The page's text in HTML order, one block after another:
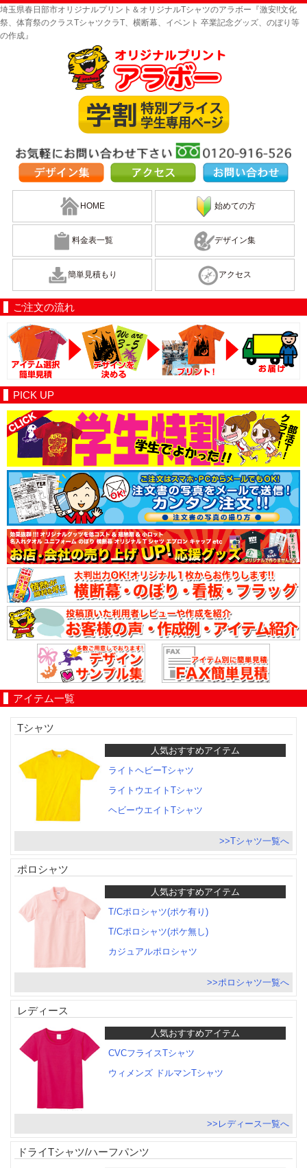
埼玉県春日部市オリジナルプリント＆オリジナルTシャツのアラボー『激安!!文化
祭、体育祭のクラスTシャツクラT、横断幕、イベント 卒業記念グッズ、のぼり等
の作成』
HOME 始めての方
料金表一覧 デザイン集
簡単見積もり アクセス
ご注文の流れ
PICK UP
アイテム一覧
Tシャツ
人気おすすめアイテム
ライトヘビーTシャツ
ライトウエイトTシャツ
ヘビーウエイトTシャツ
>>Tシャツ一覧へ
ポロシャツ
人気おすすめアイテム
T/Cポロシャツ(ポケ有り)
T/Cポロシャツ(ポケ無し)
カジュアルポロシャツ
>>ポロシャツ一覧へ
レディース
人気おすすめアイテム
CVCフライスTシャツ
ウィメンズ ドルマンTシャツ
>>レディース一覧へ
ドライTシャツ/ハーフパンツ